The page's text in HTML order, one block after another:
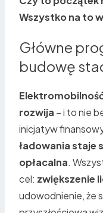
Wszystko na to
Główne
budowę
rozwija – i to nie
inicjatyw
ładowania staje
opłacalna.
cel: zwiększenie
udowodnienie, że